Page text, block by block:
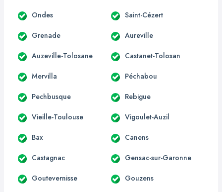
Ondes Saint-Cézert
Grenade Aureville
Auzeville-Tolosane Castanet-Tolosan
Mervilla Péchabou
Pechbusque Rebigue
Vieille-Toulouse Vigoulet-Auzil
Bax Canens
Castagnac Gensac-sur-Garonne
Goutevernisse Gouzens